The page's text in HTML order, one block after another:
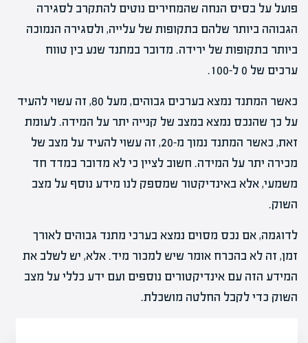
פועל על בסיס הנחה שהמחירים נוטים להתקרב לסגירה
הגבוהה ביותר שלהם בתקופות של עלייה, ולסגירה הנמוכה
ביותר בתקופות של ירידה. מדובר במתנד שנע בין טווח
ערכים של 0 ל-100.
כאשר המתנד נמצא בערכים גבוהים, מעל 80, זה עשוי להעיד
על כך שהנכס נמצא במצב של קנייה יתר על המידה. לעומת
זאת, כאשר המתנד נמוך מ-20, זה עשוי להעיד על מצב של
מכירה יתר על המידה. חשוב לציין כי לא מדובר במדד חד
משמעי, אלא באינדיקטור שמספק לנו מידע נוסף על מצב
השוק.
לדוגמה, אם נכס מסוים נמצא בערכי מתנד גבוהים לאורך
זמן, זה לא בהכרח אומר שיש למכור מיד. אלא, יש לשלב את
המידע הזה עם אינדיקטורים נוספים ועם ידע כללי על מצב
השוק כדי לקבל החלטה מושכלת.